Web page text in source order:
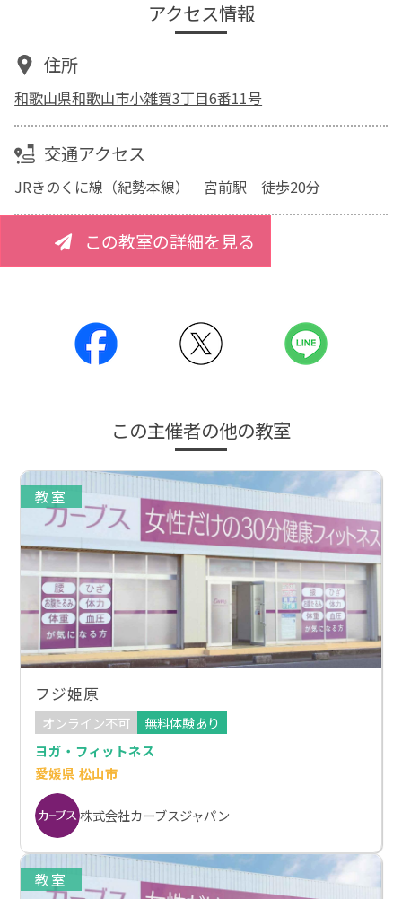
アクセス情報
住所
和歌山県和歌山市小雑賀3丁目6番11号
交通アクセス
JRきのくに線（紀勢本線） 宮前駅 徒歩20分
この教室の詳細を見る
この主催者の他の教室
教室
フジ姫原
オンライン不可
無料体験あり
ヨガ・フィットネス
愛媛県 松山市
株式会社カーブスジャパン
教室